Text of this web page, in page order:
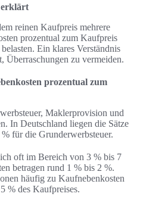
erklärt
reinen Kaufpreis mehrere
prozentual zum Kaufpreis
Ein klares Verständnis
Überraschungen zu vermeiden.
prozentual zum
Maklerprovision und
In Deutschland liegen die Sätze
für die Grunderwerbsteuer.
oft im Bereich von 3 % bis 7
betragen rund 1 % bis 2 %.
häufig zu Kaufnebenkosten
% des Kaufpreises.